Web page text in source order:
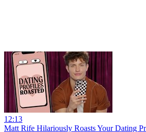
12:13
Matt Rife Hilariously Roasts Your Dating